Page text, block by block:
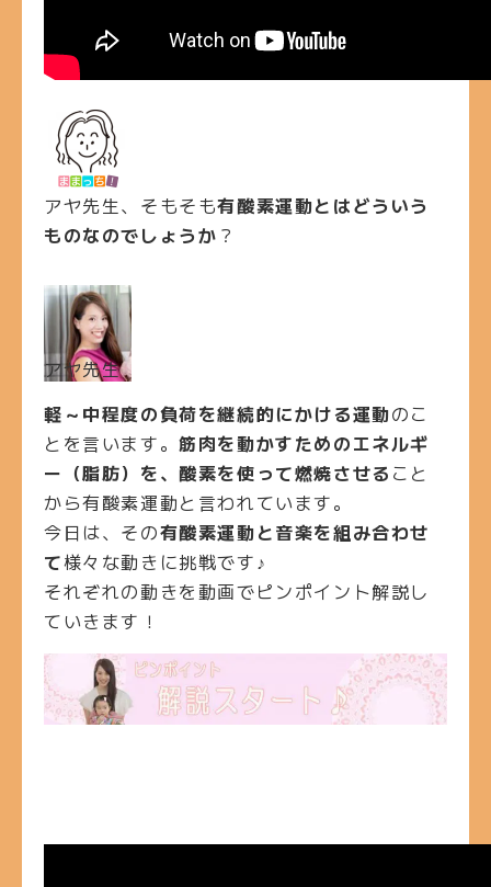
アヤ先生、そもそも有酸素運動とはどういう
ものなのでしょうか ？
アヤ先生
軽～中程度の負荷を継続的にかける運動のこ
とを言います。筋肉を動かすためのエネルギ
ー（脂肪）を、酸素を使って燃焼させる こと
から有酸素運動と言われています。
今日は、その有酸素運動と音楽を組み合わせ
て様々な動きに挑戦です♪
それぞれの動きを動画でピンポイント解説し
ていきます！